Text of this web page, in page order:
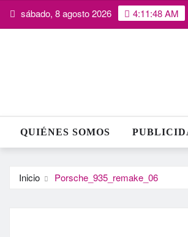
Saltar sábado, 8 agosto 2026 4:11:49 AM
QUIÉNES SOMOS
Inicio Porsche_935_remake_06